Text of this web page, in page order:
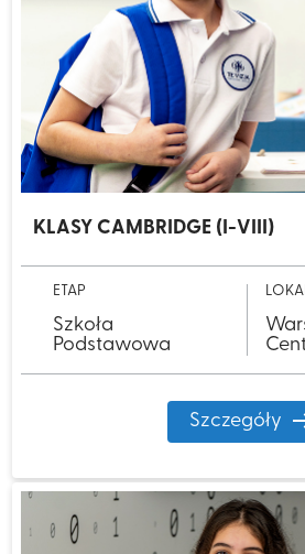
KLASY CAMBRIDGE (I-VIII)
ETAP
Szkoła
Podstawowa
Szczegóły